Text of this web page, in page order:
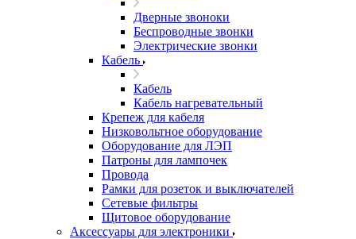
Дверные звоноки
Беспроводные звонки
Электрические звонки
Кабель
Кабель
Кабель нагревательный
Крепеж для кабеля
Низковольтное оборудование
Оборудование для ЛЭП
Патроны для лампочек
Провода
Рамки для розеток и выключателей
Сетевые фильтры
Щитовое оборудование
Аксессуары для электроники